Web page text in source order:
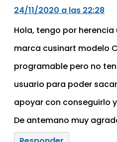
24/11/2020 a las 22:28
Hola, tengo por
marca cusinart modelo
programable pero no
usuario para poder
apoyar con conseguirlo
De antemano muy